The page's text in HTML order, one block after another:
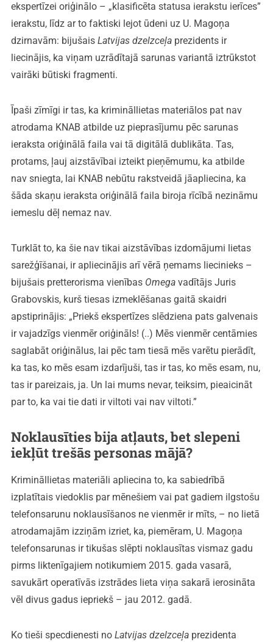
ekspertīzei oriģinālo – „klasificēta statusa ierakstu ierīces”
ierakstu, līdz ar to faktiski lejot ūdeni uz U. Magoņa
dzirnavām: bijušais Latvijas dzelzceļaprezidents ir
liecinājis, ka viņam uzrādītajā sarunas variantā iztrūkstot
vairāki būtiski fragmenti.
Īpaši zīmīgi ir tas, ka krimināllietas materiālos pat nav
atrodama KNAB atbilde uz pieprasījumu pēc sarunas
ieraksta oriģinālā faila vai tā digitālā dublikāta. Tas,
protams, ļauj aizstāvībai izteikt pieņēmumu, ka atbilde
nav sniegta, lai KNAB nebūtu rakstveidā jāapliecina, ka
šāda skaņu ieraksta oriģinālā faila biroja rīcībā nezināmu
iemeslu dēļ nemaz nav.
Turklāt to, ka šie nav tikai aizstāvības izdomājumi lietas
sarežģīšanai, ir apliecinājis arī vērā ņemams liecinieks –
bijušais pretterorisma vienības Omegavadītājs Juris
Grabovskis, kurš tiesas izmeklēšanas gaitā skaidri
apstiprinājis: „Priekš ekspertīzes slēdziena pats galvenais
ir vajadzīgs vienmēr oriģināls! (..) Mēs vienmēr centāmies
saglabāt oriģinālus, lai pēc tam tiesā mēs varētu pierādīt,
ka tas, ko mēs esam izdarījuši, tas ir tas, ko mēs esam, nu,
tas ir pareizais, ja. Un lai mums nevar, teiksim, pieaicināt
par to, ka vai tie dati ir viltoti vai nav viltoti.”
Noklausīties bija atļauts, bet slepeni
iekļūt trešās personas mājā?
Krimināllietas materiāli apliecina to, ka sabiedrībā
izplatītais viedoklis par mēnešiem vai pat gadiem ilgstošu
telefonsarunu noklausīšanos ne vienmēr ir mīts, – no lietā
atrodamajām izziņām izriet, ka, piemēram, U. Magoņa
telefonsarunas ir tikušas slēpti noklausītas vismaz gadu
pirms liktenīgajiem notikumiem 2015. gada vasarā,
savukārt operatīvās izstrādes lieta viņa sakarā ierosināta
vēl divus gadus iepriekš – jau 2012. gadā.
Ko tieši specdienesti no Latvijas dzelzceļaprezidenta